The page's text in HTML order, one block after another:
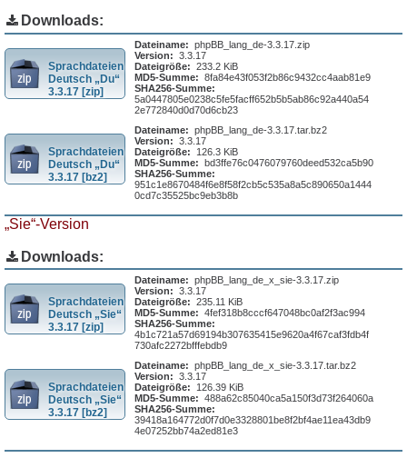
Downloads:
Sprachdateien
Deutsch „Du“
3.3.17 [zip]
Dateiname: phpBB_lang_de-3.3.17.zip
Version: 3.3.17
Dateigröße: 233.2 KiB
MD5-Summe: 8fa84e43f053f2b86c9432cc4aab81e9
SHA256-Summe:
5a0447805e0238c5fe5facff652b5b5ab86c92a440a54
2e772840d0d70d6cb23
Sprachdateien
Deutsch „Du“
3.3.17 [bz2]
Dateiname: phpBB_lang_de-3.3.17.tar.bz2
Version: 3.3.17
Dateigröße:
126.3 KiB
MD5-Summe: bd3ffe76c0476079760deed532ca5b90
SHA256-Summe:
951c1e8670484f6e8f58f2cb5c535a8a5c890650a1444
0cd7c35525bc9eb3b8b
„Sie“-Version
Downloads:
Sprachdateien
Deutsch „Sie“
3.3.17 [zip]
Dateiname: phpBB_lang_de_x_sie-3.3.17.zip
Version: 3.3.17
Dateigröße: 235.11 KiB
MD5-Summe: 4fef318b8cccf647048bc0af2f3ac994
SHA256-Summe:
4b1c721a57d69194b307635415e9620a4f67caf3fdb4f
730afc2272bfffebdb9
Sprachdateien
Deutsch „Sie“
3.3.17 [bz2]
Dateiname: phpBB_lang_de_x_sie-3.3.17.tar.bz2
Version: 3.3.17
Dateigröße:
126.39 KiB
MD5-Summe: 488a62c85040ca5a150f3d73f264060a
SHA256-Summe:
39418a164772d0f7d0e3328801be8f2bf4ae11ea43db9
4e07252bb74a2ed81e3